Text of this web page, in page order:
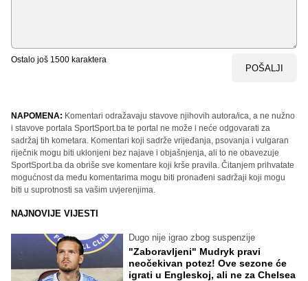
Ostalo još 1500 karaktera
POŠALJI
NAPOMENA: Komentari odražavaju stavove njihovih autora/ica, a ne nužno
i stavove portala SportSport.ba te portal ne može i neće odgovarati za
sadržaj tih kometara. Komentari koji sadrže vrijeđanja, psovanja i vulgaran
riječnik mogu biti uklonjeni bez najave i objašnjenja, ali to ne obavezuje
SportSport.ba da obriše sve komentare koji krše pravila. Čitanjem prihvatate
mogućnost da među komentarima mogu biti pronađeni sadržaji koji mogu
biti u suprotnosti sa vašim uvjerenjima.
NAJNOVIJE VIJESTI
Dugo nije igrao zbog suspenzije
"Zaboravljeni" Mudryk pravi
neočekivan potez! Ove sezone će
igrati u Engleskoj, ali ne za Chelsea